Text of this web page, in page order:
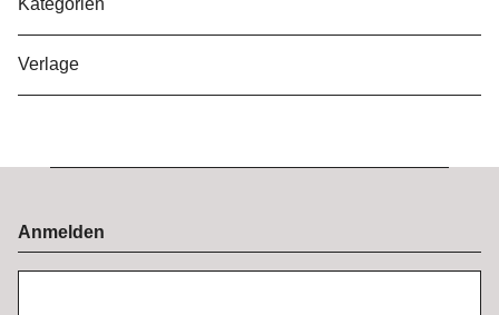
Kategorien
Verlage
Anmelden